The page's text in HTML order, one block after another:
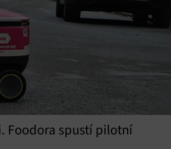
Foodora spustí pilotní